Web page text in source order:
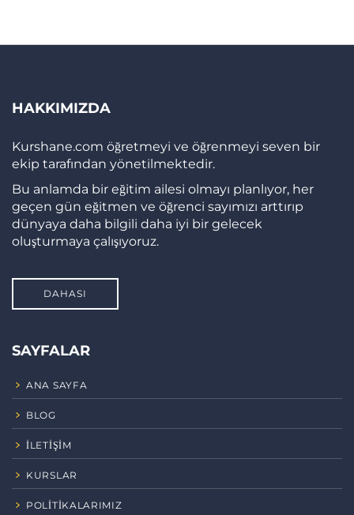
HAKKIMIZDA
Kurshane.com öğretmeyi ve öğrenmeyi seven bir
ekip tarafından yönetilmektedir.
Bu anlamda bir eğitim ailesi olmayı planlıyor, her
geçen gün eğitmen ve öğrenci sayımızı arttırıp
dünyaya daha bilgili daha iyi bir gelecek
oluşturmaya çalışıyoruz.
DAHASI
SAYFALAR
ANA SAYFA
BLOG
İLETIŞIM
KURSLAR
POLITIKALARIMIZ